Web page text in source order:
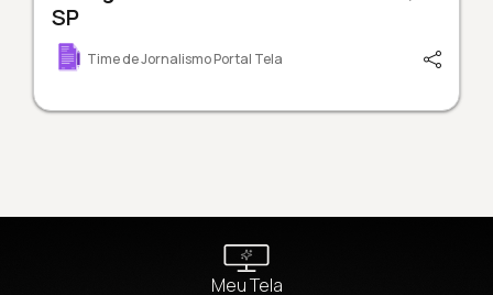
SP
Time de Jornalismo Portal Tela
Meu Tela